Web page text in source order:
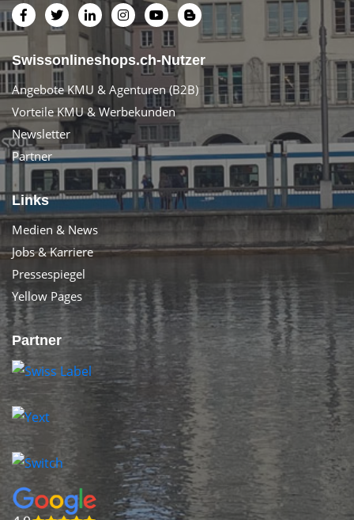
Swissonlineshops.ch-Nutzer
Angebote KMU & Agenturen (B2B)
Vorteile KMU & Werbekunden
Newsletter
Partner
Links
Medien & News
Jobs & Karriere
Pressespiegel
Yellow Pages
Partner